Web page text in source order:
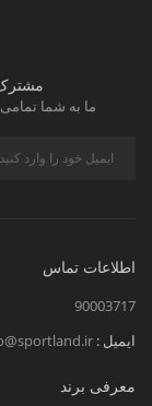
مشترک
ما به شما تمامی
اطلاعات تماس
90003717
ایمیل :
معرفی برند